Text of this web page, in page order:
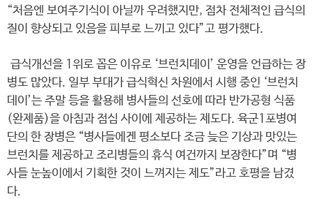
“처음엔 보여주기식이 아닐까 우려했지만, 점차 전체적인 급식의
질이 향상되고 있음을 피부로 느끼고 있다”고 평가했다.
급식개선을 1위로 꼽은 이유로 ‘브런치데이’ 운영을 언급하는 장
병도 많았다. 일부 부대가 급식혁신 차원에서 시행 중인 ‘브런치
데이’는 주말 등을 활용해 병사들의 선호에 따라 반가공형 식품
(완제품)을 아침과 점심 사이에 제공하는 제도다. 육군1포병여
단의 한 장병은 “병사들에겐 평소보다 조금 늦은 기상과 맛있는
브런치를 제공하고 조리병들의 휴식 여건까지 보장한다”며 “병
사들 눈높이에서 기획한 것이 느껴지는 제도”라고 호평을 남겼
다.